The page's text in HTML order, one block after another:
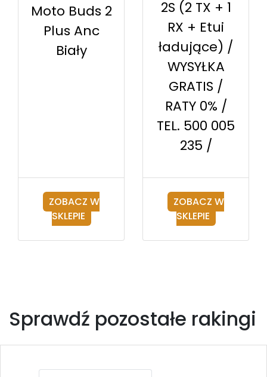
Moto Buds 2
Plus Anc
Biały
ZOBACZ W
SKLEPIE
2S (2 TX + 1
RX + Etui
ładujące) /
WYSYŁKA
GRATIS /
RATY 0% /
TEL. 500 005
235 /
ZOBACZ W
SKLEPIE
Sprawdź pozostałe rakingi